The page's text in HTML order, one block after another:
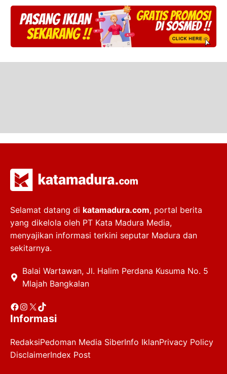
Selamat datang di katamadura.com, portal berita
yang dikelola oleh PT Kata Madura Media,
menyajikan informasi terkini seputar Madura dan
sekitarnya.
Balai Wartawan, Jl. Halim Perdana Kusuma No. 5
Mlajah Bangkalan
Facebook
Instagram
X TikTok
Informasi
RedaksiPedoman Media SiberInfo IklanPrivacy Policy
DisclaimerIndex Post